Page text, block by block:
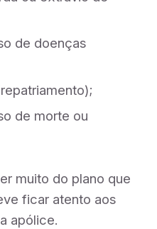
de doenças
de morte ou
muito do plano que
ficar atento aos
apólice.